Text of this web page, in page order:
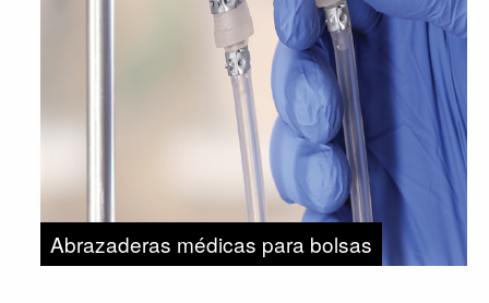
Abrazaderas médicas para bolsas